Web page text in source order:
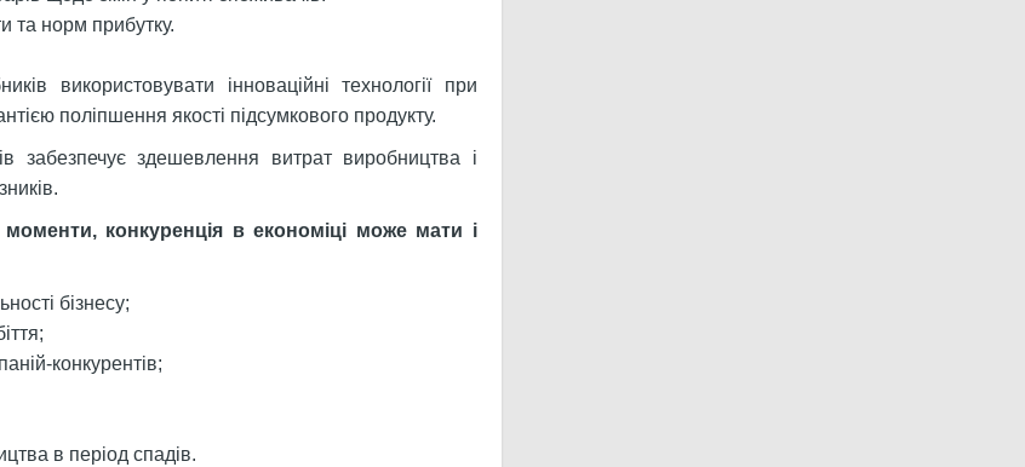
та норм прибутку.
використовувати інноваційні технології при
поліпшення якості підсумкового продукту.
забезпечує здешевлення витрат виробництва і
конкуренція в економіці може мати і
бізнесу;
конкурентів;
в період спадів.